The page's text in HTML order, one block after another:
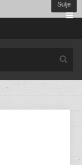
Sulje